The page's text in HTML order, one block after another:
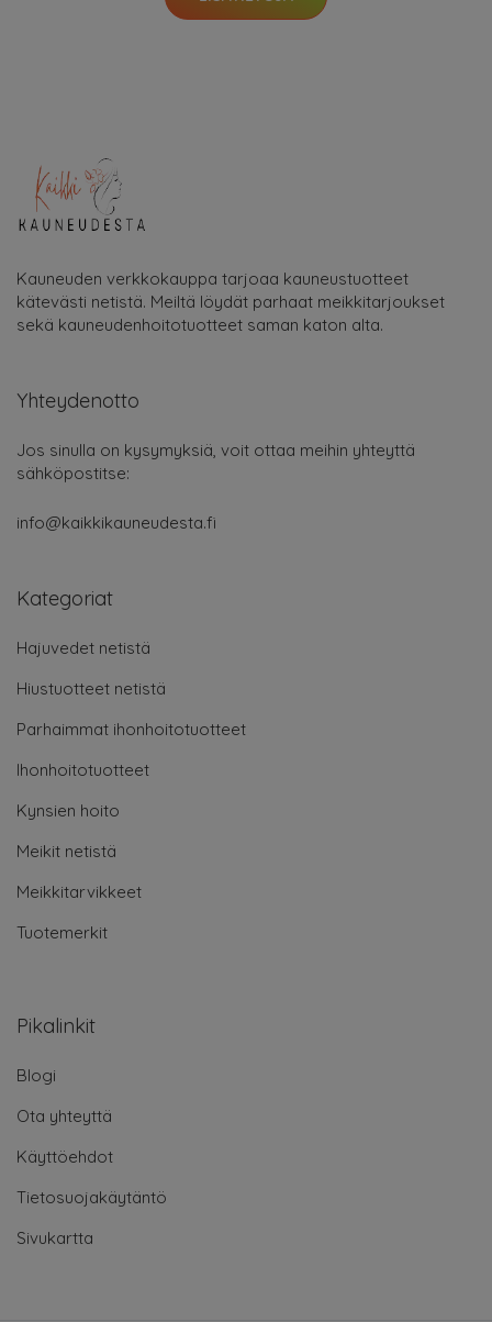
Kauneuden verkkokauppa tarjoaa kauneustuotteet
kätevästi netistä. Meiltä löydät parhaat meikkitarjoukset
sekä kauneudenhoitotuotteet saman katon alta.
Yhteydenotto
Jos sinulla on kysymyksiä, voit ottaa meihin yhteyttä
sähköpostitse:
info@kaikkikauneudesta.fi
Kategoriat
Hajuvedet netistä
Hiustuotteet netistä
Parhaimmat ihonhoitotuotteet
Ihonhoitotuotteet
Kynsien hoito
Meikit netistä
Meikkitarvikkeet
Tuotemerkit
Pikalinkit
Blogi
Ota yhteyttä
Käyttöehdot
Tietosuojakäytäntö
Sivukartta